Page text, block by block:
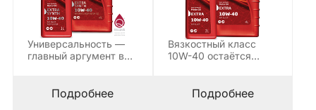
Универсальность —
главный аргумент в
хорошо…Подробнее
Вязкостный класс
10W-40 остаётся
умеренного…
Подробнее